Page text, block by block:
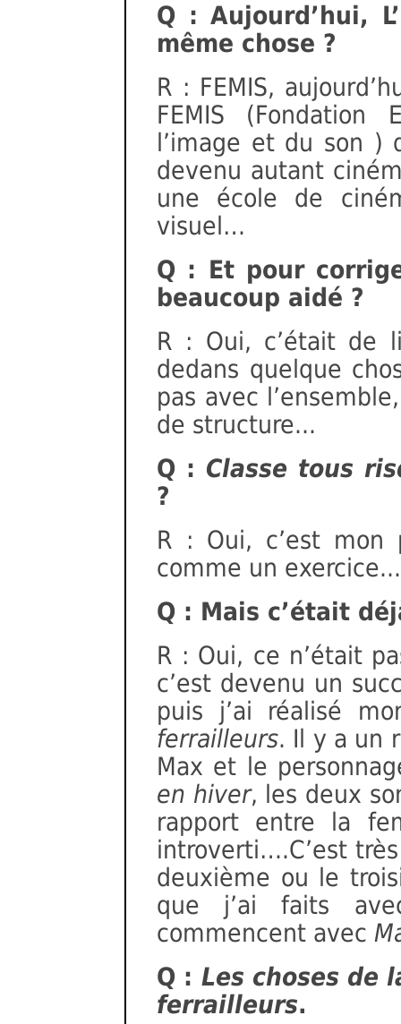
Q : Aujourd’hui,
même chose ?
R : FEMIS,
FEMIS (Fondation
l’image et du son )
devenu autant
une école de
visuel…
Q : Et pour
beaucoup aidé ?
R : Oui, c’était de
dedans quelque
pas avec
de structure...
Q : Classe tous
?
R : Oui, c’est
comme un exercice...
Q : Mais c’était
R : Oui, ce n’était
c’est devenu un
puis j’ai réalisé
ferrailleurs. Il y a un
Max et le
en hiver, les deux
rapport entre la
introverti….C’est
deuxième ou le
que j’ai faits
commencent avec
Q : Les choses de
ferrailleurs.